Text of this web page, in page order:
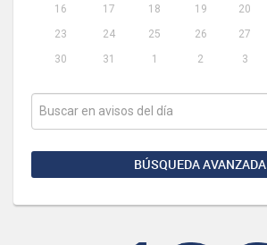
16
17 18 19 20
23
24 25 26 27
30
31 1 2 3
BÚSQUEDA AVANZADA